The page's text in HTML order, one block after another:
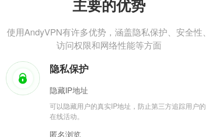
主要的优势
使用AndyVPN有许多优势，涵盖隐私保护、安全性、
访问权限和网络性能等方面
隐私保护
隐藏IP地址
可以隐藏用户的真实IP地址，防止第三方追踪用户的
在线活动。
匿名浏览